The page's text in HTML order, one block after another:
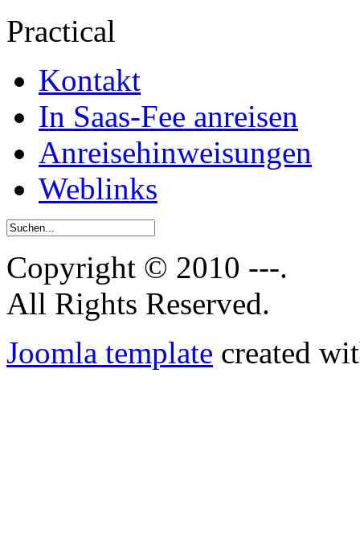
Practical
Kontakt
In Saas-Fee anreisen
Anreisehinweisungen
Weblinks
Copyright © 2010 ---.
All Rights Reserved.
Joomla template created